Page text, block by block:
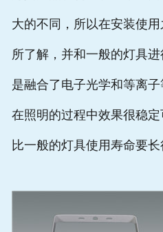
大的不同，所以在安装使
所了解，并和一般的灯具
是融合了电子光学和等离
在照明的过程中效果很稳
比一般的灯具使用寿命要长